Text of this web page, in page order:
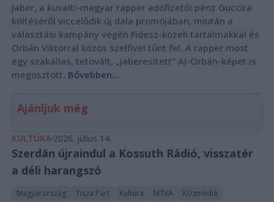
Jaber, a kuvaiti-magyar rapper adófizetői pénz Guccira
költéséről viccelődik új dala promójában, miután a
választási kampány végén Fidesz-közeli tartalmakkal és
Orbán Viktorral közös szelfivel tűnt fel. A rapper most
egy szakállas, tetovált, „jaberesített” AI-Orbán-képet is
megosztott. Bővebben...
Ajánljuk még
KULTÚRA 2026. július 14.
Szerdán újraindul a Kossuth Rádió, visszatér
a déli harangszó
Magyarország Tisza Párt Kultúra MTVA Közmédia